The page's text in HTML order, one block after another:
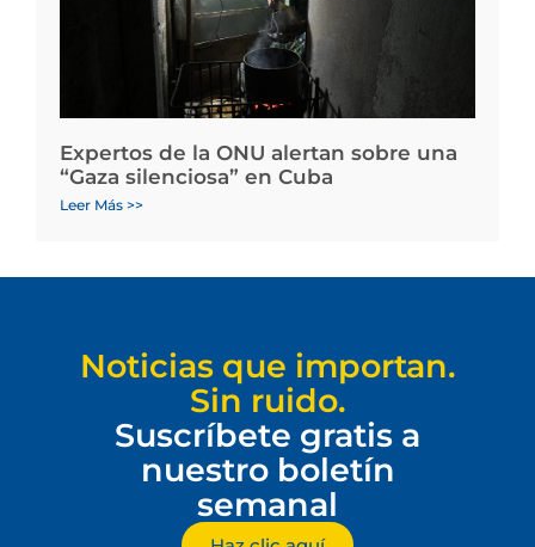
Expertos de la ONU alertan sobre una
“Gaza silenciosa” en Cuba
Leer Más >>
Noticias que importan.
Sin ruido.
Suscríbete gratis a
nuestro boletín
semanal